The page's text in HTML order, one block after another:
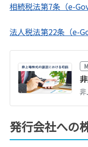
相続税法第7条（e-Gov
法人税法第22条（e-
発行会社への